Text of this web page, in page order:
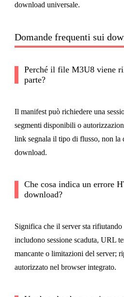
download universale.
Domande frequenti sui
Perché il file M3U8 viene
parte?
Il manifest può richiedere una
segmenti disponibili o
link segnala il tipo di flusso, non
download.
Che cosa indica un errore
download?
Significa che il server sta
includono sessione scaduta, URL
mancante o limitazioni del server;
autorizzato nel browser integrato.